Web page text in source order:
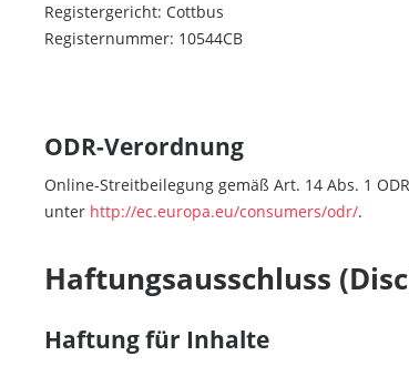
Registergericht: Cottbus
Registernummer: 10544CB
ODR-Verordnung
Online-Streitbeilegung gemäß Art. 14 Abs. 1
unter http://ec.europa.eu/consumers/odr/.
Haftungsausschluss
Haftung für Inhalte